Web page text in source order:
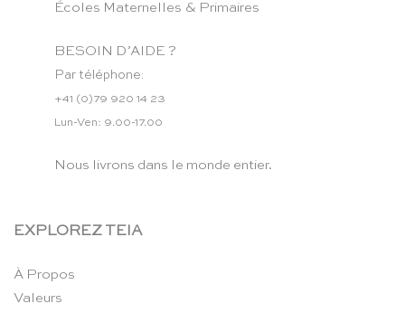
Écoles Maternelles & Primaires
BESOIN D’AIDE ?
Par téléphone:
+41 (0)79 920 14 23
Lun-Ven: 9.00-17.00
Nous livrons dans le monde entier.
EXPLOREZ TEIA
À Propos
Valeurs